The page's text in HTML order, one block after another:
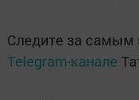
Следите за
Telegram-канале